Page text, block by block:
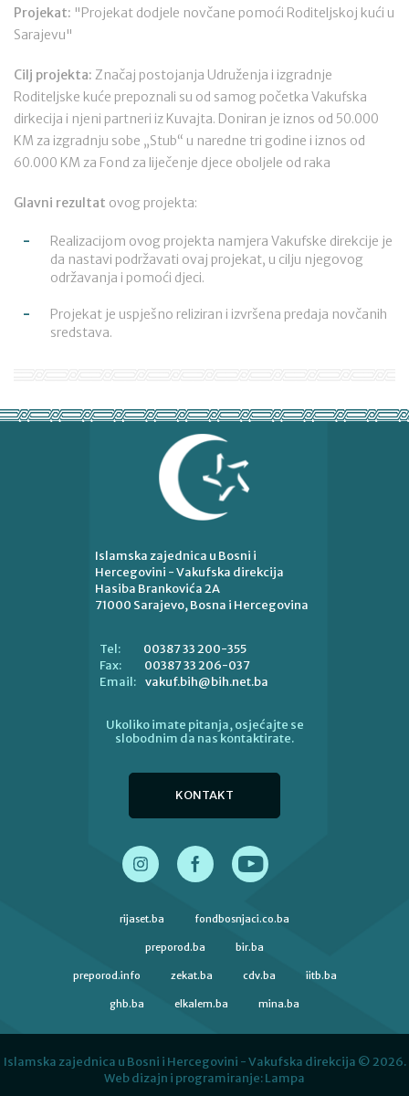
Projekat: "Projekat dodjele novčane pomoći Roditeljskoj kući u
Sarajevu"
Cilj projekta: Značaj postojanja Udruženja i izgradnje
Roditeljske kuće prepoznali su od samog početka Vakufska
dirkecija i njeni partneri iz Kuvajta. Doniran je iznos od 50.000
KM za izgradnju sobe „Stub“ u naredne tri godine i iznos od
60.000 KM za Fond za liječenje djece oboljele od raka
Glavni rezultat ovog projekta:
Realizacijom ovog projekta namjera Vakufske direkcije je
da nastavi podržavati ovaj projekat, u cilju njegovog
održavanja i pomoći djeci.
Projekat je uspješno reliziran i izvršena predaja novčanih
sredstava.
Islamska zajednica u Bosni i
Hercegovini - Vakufska direkcija
Hasiba Brankovića 2A
71000 Sarajevo, Bosna i Hercegovina
Tel:
00387 33 200-355
Fax:
00387 33 206-037
Email: vakuf.bih@bih.net.ba
Ukoliko imate pitanja, osjećajte se
slobodnim da nas kontaktirate.
KONTAKT
rijaset.ba fondbosnjaci.co.ba
preporod.ba bir.ba
preporod.info zekat.ba cdv.ba iitb.ba
ghb.ba elkalem.ba mina.ba
Islamska zajednica u Bosni i Hercegovini - Vakufska direkcija © 2026.
Web dizajn i programiranje:Lampa